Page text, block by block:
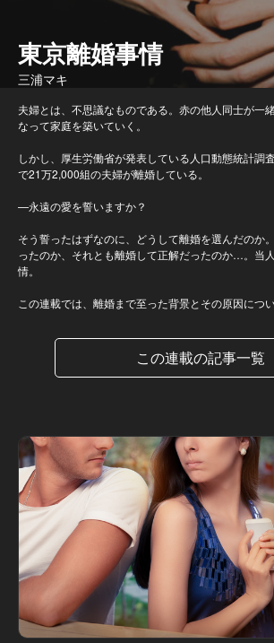
東京離婚事情
三浦マキ
夫婦とは、不思議なものである。赤の他人同士が一
なって家庭を築いていく。
しかし、厚生労働省が発表している人口動態統計調
で21万2,000組の夫婦が離婚している。
—永遠の愛を誓いますか？
そう誓ったはずなのに、どうして離婚を選んだのか
ったのか、それとも離婚して正解だったのか…。当
情。
この連載では、離婚まで至った背景とその原因につ
この連載の記事一覧